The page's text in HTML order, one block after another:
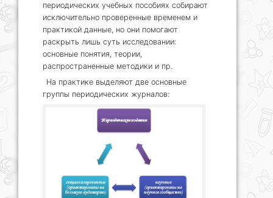
периодических учебных пособиях собирают
исключительно проверенные временем и
практикой данные, но они помогают
раскрыть лишь суть исследовании:
основные понятия, теории,
распространенные методики и пр.
На практике выделяют две основные
группы периодических журналов: